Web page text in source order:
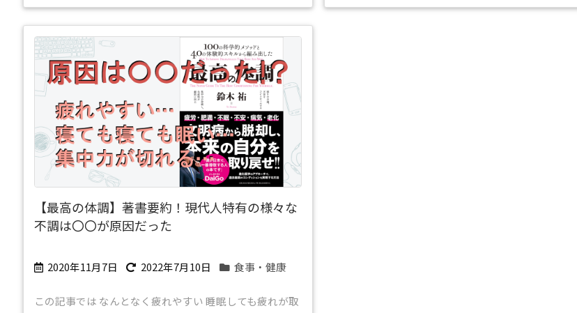
【最高の体調】著書要約！現代人特有の様々な
不調は〇〇が原因だった
2020年11月7日 2022年7月10日 食事・健康
この記事では なんとなく疲れやすい 睡眠しても疲れが取